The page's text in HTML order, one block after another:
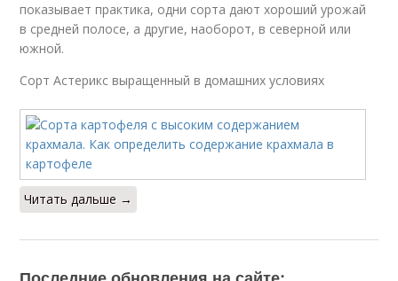
показывает практика, одни сорта дают хороший урожай
в средней полосе, а другие, наоборот, в северной или
южной.
Сорт Астерикс выращенный в домашних условиях
Читать дальше →